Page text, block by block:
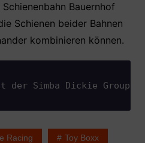
Bauernhof
Schienen beider Bahnen
kombinieren können.
der Simba Dickie Group
Racing Toy Boxx